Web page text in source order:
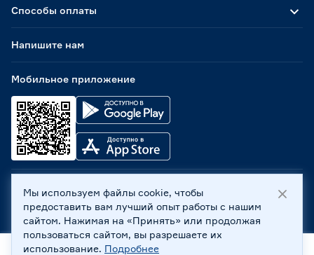
Способы оплаты
Мобильное приложение
Напишите нам
ООО «Бауцентр Рус» 2004 -2026, 236029, г. Калининград,
ул. А.Невского, 205. ИНН 7702596813, КПП 390601001 ©
Все права защищены
Политика обработки персональных данных
Мы используем файлы cookie, чтобы
предоставить вам лучший опыт работы с нашим
сайтом. Нажимая на «Принять» или продолжая
пользоваться сайтом, вы разрешаете их
использование. Подробнее